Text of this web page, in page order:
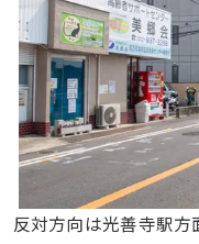
反対方向は光善寺駅方